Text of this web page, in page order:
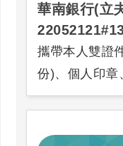
華南銀行(立
攜帶本人雙證
份)、個人印章